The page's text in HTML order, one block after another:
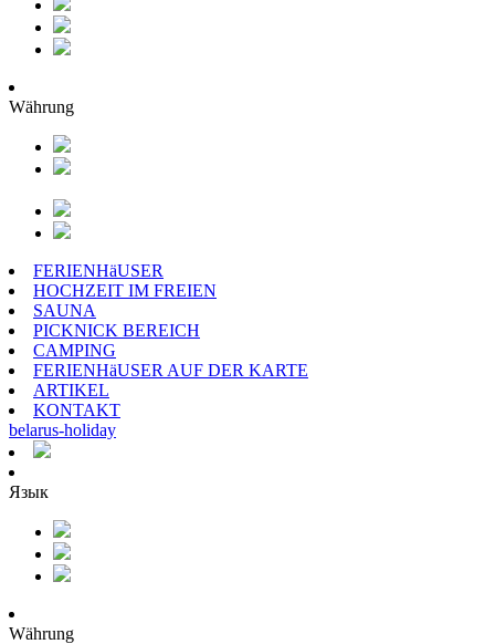
Währung
FERIENHäUSER
HOCHZEIT IM FREIEN
SAUNA
PICKNICK BEREICH
CAMPING
FERIENHäUSER AUF DER KARTE
ARTIKEL
KONTAKT
belarus-holiday
Язык
Währung